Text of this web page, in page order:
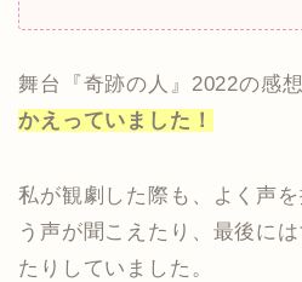
舞台『奇跡の人』2022の感想
かえっていました！
私が観劇した際も、よく声
う声が聞こえたり、最後に
たりしていました。